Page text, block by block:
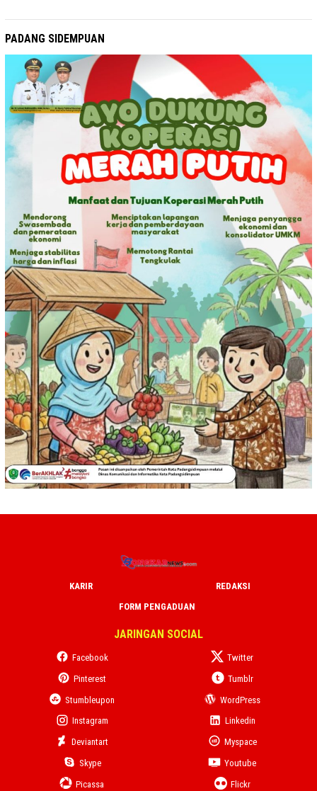
PADANG SIDEMPUAN
KARIR
REDAKSI
FORM PENGADUAN
JARINGAN SOCIAL
Facebook
Twitter
Pinterest
Tumblr
Stumbleupon
WordPress
Instagram
Linkedin
Deviantart
Myspace
Skype
Youtube
Picassa
Flickr